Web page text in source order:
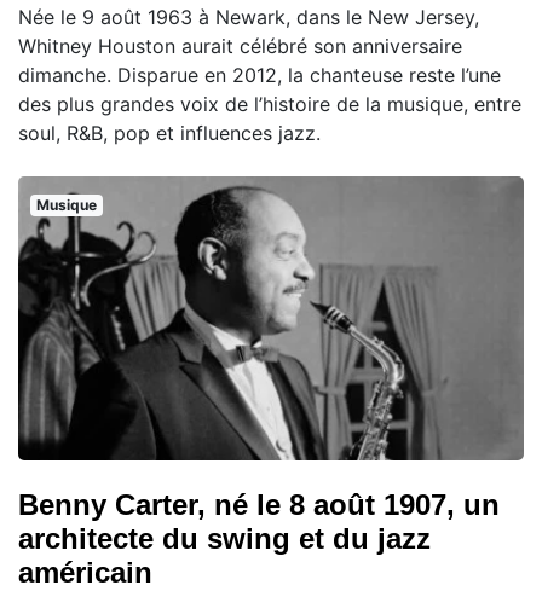
Née le 9 août 1963 à Newark, dans le New Jersey,
Whitney Houston aurait célébré son anniversaire
dimanche. Disparue en 2012, la chanteuse reste l’une
des plus grandes voix de l’histoire de la musique, entre
soul, R&B, pop et influences jazz.
Musique
Benny Carter, né le 8 août 1907, un
architecte du swing et du jazz
américain